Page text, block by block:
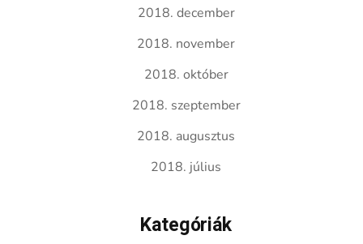
2018. december
2018. november
2018. október
2018. szeptember
2018. augusztus
2018. július
Kategóriák